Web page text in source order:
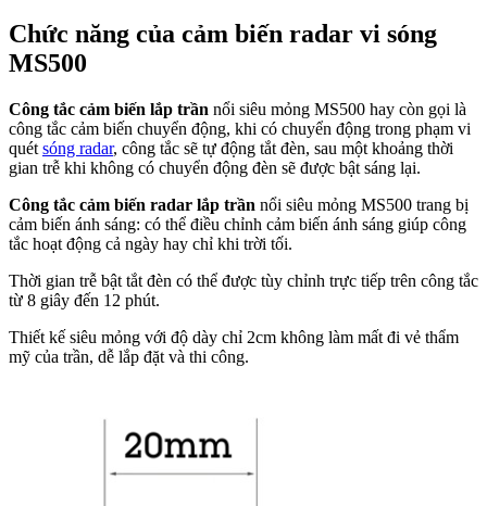
Chức năng của cảm biến radar vi sóng
MS500
Công tắc cảm biến lắp trần nổi siêu mỏng MS500 hay còn gọi là
công tắc cảm biến chuyển động, khi có chuyển động trong phạm vi
quét sóng radar, công tắc sẽ tự động tắt đèn, sau một khoảng thời
gian trễ khi không có chuyển động đèn sẽ được bật sáng lại.
Công tắc cảm biến radar lắp trần nổi siêu mỏng MS500 trang bị
cảm biến ánh sáng: có thể điều chỉnh cảm biến ánh sáng giúp công
tắc hoạt động cả ngày hay chỉ khi trời tối.
Thời gian trễ bật tắt đèn có thể được tùy chỉnh trực tiếp trên công tắc
từ 8 giây đến 12 phút.
Thiết kế siêu mỏng với độ dày chỉ 2cm không làm mất đi vẻ thẩm
mỹ của trần, dễ lắp đặt và thi công.